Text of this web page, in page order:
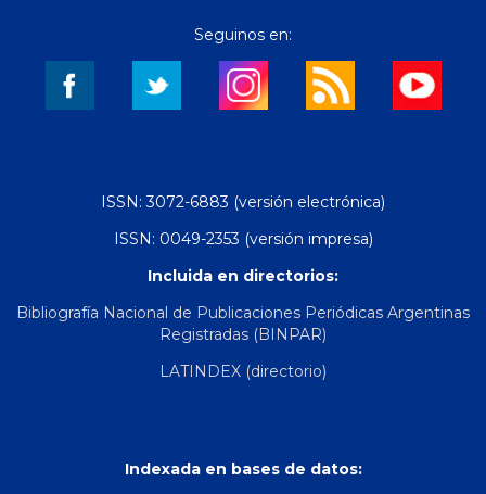
Seguinos en:
ISSN: 3072-6883 (versión electrónica)
ISSN: 0049-2353 (versión impresa)
Incluida en directorios:
Bibliografía Nacional de Publicaciones Periódicas Argentinas
Registradas (BINPAR)
LATINDEX (directorio)
Indexada en bases de datos: